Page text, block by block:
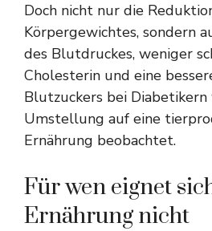
Doch nicht nur die
Körpergewichtes, sondern
des Blutdruckes, weniger
Cholesterin und eine
Blutzuckers bei
Umstellung auf eine
Ernährung beobachtet.
Für wen eignet
Ernährung nicht